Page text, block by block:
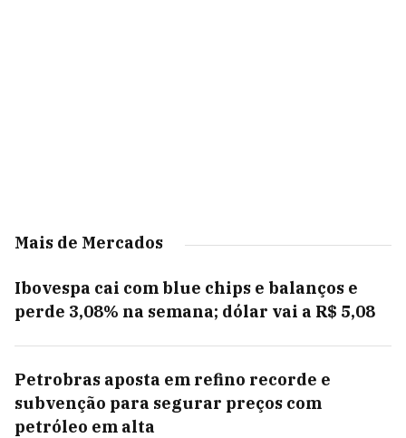
Mais de Mercados
Ibovespa cai com blue chips e balanços e
perde 3,08% na semana; dólar vai a R$ 5,08
Petrobras aposta em refino recorde e
subvenção para segurar preços com
petróleo em alta